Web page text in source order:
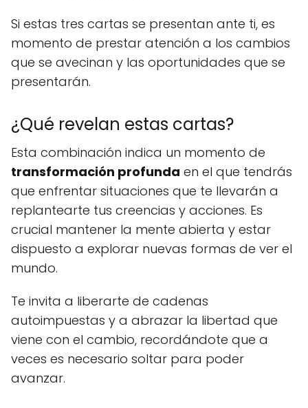
Si estas tres cartas se presentan ante ti, es
momento de prestar atención a los cambios
que se avecinan y las oportunidades que se
presentarán.
¿Qué revelan estas cartas?
Esta combinación indica un momento de
transformación profunda en el que tendrás
que enfrentar situaciones que te llevarán a
replantearte tus creencias y acciones. Es
crucial mantener la mente abierta y estar
dispuesto a explorar nuevas formas de ver el
mundo.
Te invita a liberarte de cadenas
autoimpuestas y a abrazar la libertad que
viene con el cambio, recordándote que a
veces es necesario soltar para poder
avanzar.